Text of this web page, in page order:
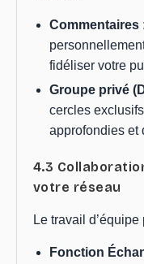
Commentaires
fidéliser votre
Groupe privé
cercles
approfondies et
4.3
votre réseau
Le travail
Fonction